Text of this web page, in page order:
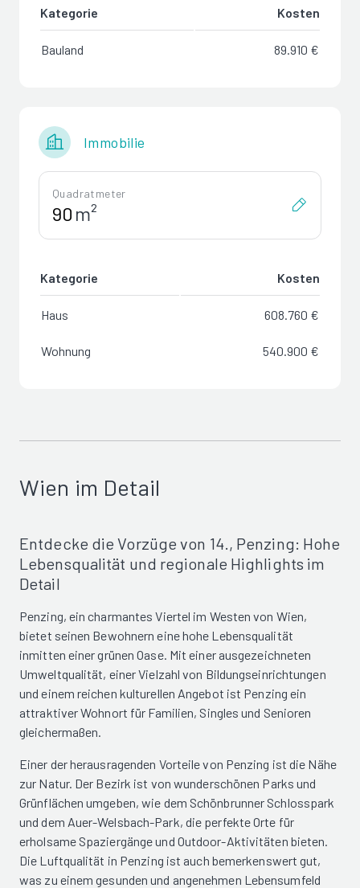
Kategorie Kosten
Bauland 89.910 €
Immobilie
Quadratmeter
m²
Kategorie Kosten
Haus 608.760 €
Wohnung 540.900 €
Wien im Detail
Entdecke die Vorzüge von 14., Penzing: Hohe
Lebensqualität und regionale Highlights im
Detail
Penzing, ein charmantes Viertel im Westen von Wien,
bietet seinen Bewohnern eine hohe Lebensqualität
inmitten einer grünen Oase. Mit einer ausgezeichneten
Umweltqualität, einer Vielzahl von Bildungseinrichtungen
und einem reichen kulturellen Angebot ist Penzing ein
attraktiver Wohnort für Familien, Singles und Senioren
gleichermaßen.
Einer der herausragenden Vorteile von Penzing ist die Nähe
zur Natur. Der Bezirk ist von wunderschönen Parks und
Grünflächen umgeben, wie dem Schönbrunner Schlosspark
und dem Auer-Welsbach-Park, die perfekte Orte für
erholsame Spaziergänge und Outdoor-Aktivitäten bieten.
Die Luftqualität in Penzing ist auch bemerkenswert gut,
was zu einem gesunden und angenehmen Lebensumfeld